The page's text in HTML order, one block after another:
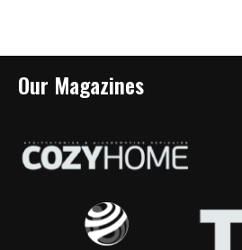
Our Magazines